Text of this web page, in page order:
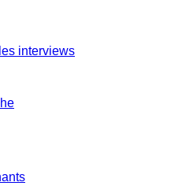
interviews